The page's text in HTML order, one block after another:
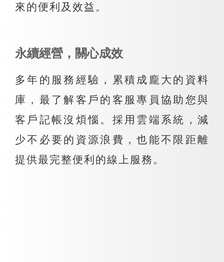
來的便利及效益。
永續經營，關心成效
多年的服務經驗，累積成龐大的資料
庫，最了解客戶的客服專員協助您與
客戶記帳沒煩惱。採用雲端系統，減
少不必要的資源浪費，也能不限距離
提供最完整便利的線上服務。